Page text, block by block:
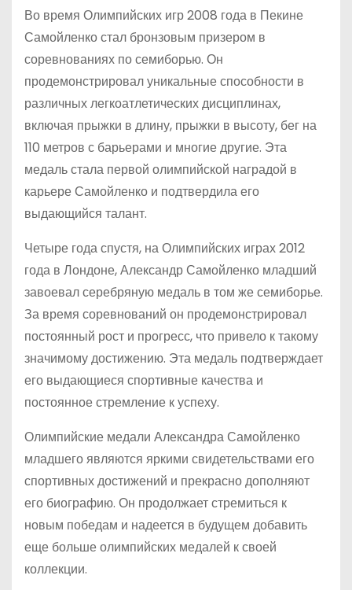
Во время Олимпийских игр 2008 года в Пекине
Самойленко стал бронзовым призером в
соревнованиях по семиборью. Он
продемонстрировал уникальные способности в
различных легкоатлетических дисциплинах,
включая прыжки в длину, прыжки в высоту, бег на
110 метров с барьерами и многие другие. Эта
медаль стала первой олимпийской наградой в
карьере Самойленко и подтвердила его
выдающийся талант.
Четыре года спустя, на Олимпийских играх 2012
года в Лондоне, Александр Самойленко младший
завоевал серебряную медаль в том же семиборье.
За время соревнований он продемонстрировал
постоянный рост и прогресс, что привело к такому
значимому достижению. Эта медаль подтверждает
его выдающиеся спортивные качества и
постоянное стремление к успеху.
Олимпийские медали Александра Самойленко
младшего являются яркими свидетельствами его
спортивных достижений и прекрасно дополняют
его биографию. Он продолжает стремиться к
новым победам и надеется в будущем добавить
еще больше олимпийских медалей к своей
коллекции.